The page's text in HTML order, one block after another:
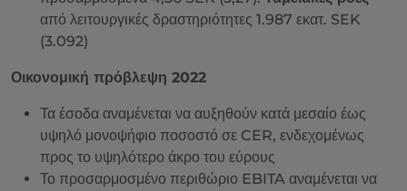
από λειτουργικές δραστηριότητες 1.987 εκατ. SEK
(3.092)
Οικονομική πρόβλεψη 2022
Τα έσοδα αναμένεται να αυξηθούν κατά μεσαίο έως
υψηλό μονοψήφιο ποσοστό σε CER, ενδεχομένως
προς το υψηλότερο άκρο του εύρους
Το προσαρμοσμένο περιθώριο EBITA αναμένεται να